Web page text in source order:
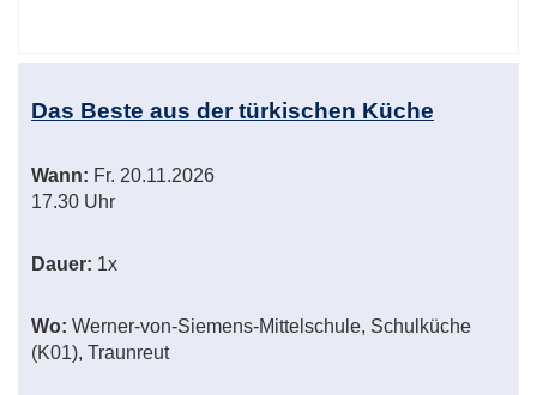
Das Beste aus der türkischen Küche
Wann: Fr. 20.11.2026
17.30 Uhr
Dauer: 1x
Wo: Werner-von-Siemens-Mittelschule, Schulküche
(K01), Traunreut